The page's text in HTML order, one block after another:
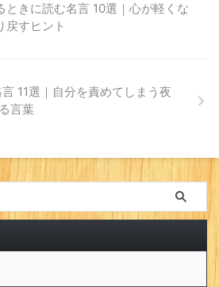
ときに読む名言 10選｜心が軽くな
戻すヒント
11選｜自分を責めてしまう夜
言葉